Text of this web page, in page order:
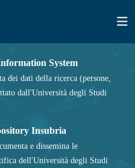
System
dei dati della ricerca (persone,
dall'Università degli Studi
Insubria
e dissemina le
dell'Università degli Studi